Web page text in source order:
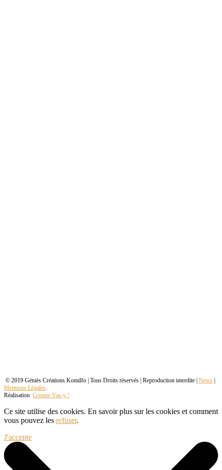
© 2019 Géniès Créations Komilfo | Tous Droits réservés | Reproduction interdite | News |
Mentions Légales
Réalisation Groupe Vas-y !
Ce site utilise des cookies. En savoir plus sur les cookies et comment
vous pouvez les refuser.
J'accepte